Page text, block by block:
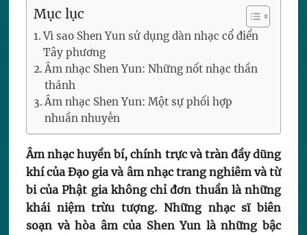
Mục lục
Vì sao Shen Yun sử dụng dàn nhạc cổ điển
Tây phương
Âm nhạc Shen Yun: Những nốt nhạc thần
thánh
Âm nhạc Shen Yun: Một sự phối hợp
nhuần nhuyễn
Âm nhạc huyền bí, chính trực và tràn đầy dũng
khí của Đạo gia và âm nhạc trang nghiêm và từ
bi của Phật gia không chỉ đơn thuần là những
khái niệm trừu tượng. Những nhạc sĩ biên
soạn và hòa âm của Shen Yun là những bậc